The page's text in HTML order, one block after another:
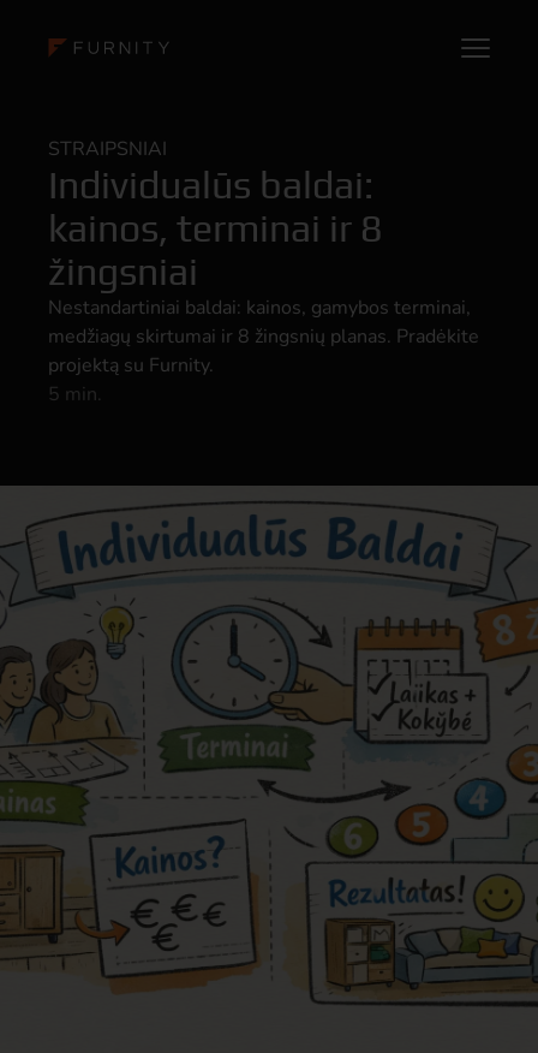
STRAIPSNIAI
Individualūs baldai:
kainos, terminai ir 8
žingsniai
Nestandartiniai baldai: kainos, gamybos terminai,
medžiagų skirtumai ir 8 žingsnių planas. Pradėkite
projektą su Furnity.
5 min.